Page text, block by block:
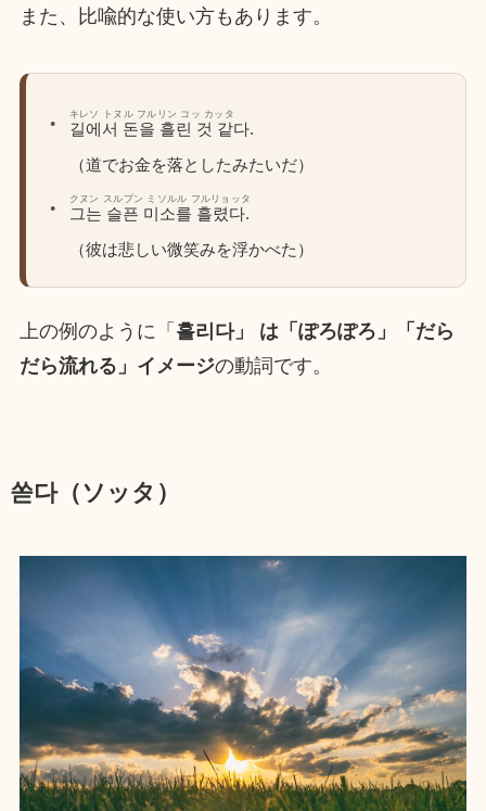
また、比喩的な使い方もあります。
길에서 돈을 흘린 것 같다.
キレソ トヌル フルリン コッ カッタ
（道でお金を落としたみたいだ）
그는 슬픈 미소를 흘렸다.
クヌン スルプン ミソルル フルリョッタ
（彼は悲しい微笑みを浮かべた）
上の例のように「 흘리다」 は「ぽろぽろ」「だら
だら流れる」イメージの動詞です。
쏟다（ソッタ）